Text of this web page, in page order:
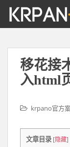
i
移花接
入html
krpano官方
文章目录 [隐藏]